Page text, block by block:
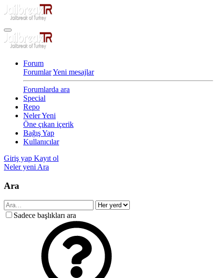
Forum
ForumlarYeni mesajlar
Forumlarda ara
Special
Repo
Neler Yeni
Öne çıkan içerik
Bağış Yap
Kullanıcılar
Giriş yap Kayıt ol
Neler yeni Ara
Ara
Sadece başlıkları ara